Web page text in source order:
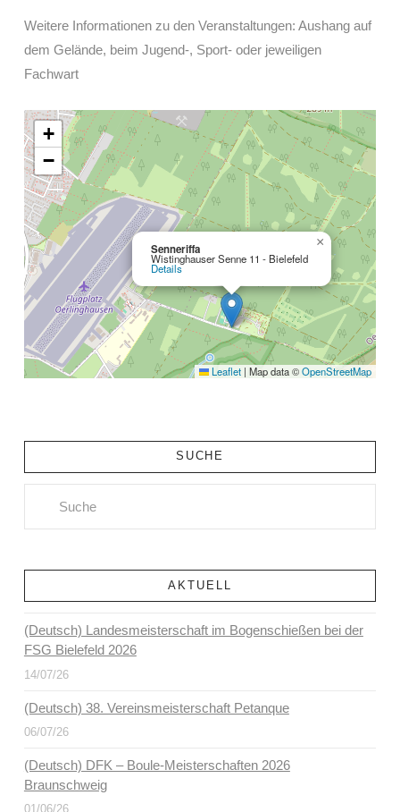
Weitere Informationen zu den Veranstaltungen: Aushang auf
dem Gelände, beim Jugend-, Sport- oder jeweiligen
Fachwart
Senneriffa
Wistinghauser Senne 11 - Bielefeld
Details
×
+
−
Leaflet | Map data ©OpenStreetMap
SUCHE
AKTUELL
(Deutsch) Landesmeisterschaft im Bogenschießen bei der
FSG Bielefeld 2026
14/07/26
(Deutsch) 38. Vereinsmeisterschaft Petanque
06/07/26
(Deutsch) DFK – Boule-Meisterschaften 2026
Braunschweig
01/06/26